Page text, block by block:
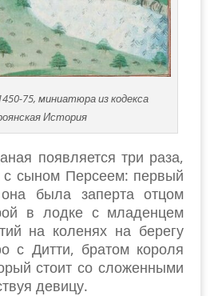
75, миниатюра из кодекса
История
появляется три раза,
с сыном Персеем: первый
была заперта отцом
в лодке с младенцем
на коленях на берегу
с Дитти, братом короля
стоит со сложенными
девицу.